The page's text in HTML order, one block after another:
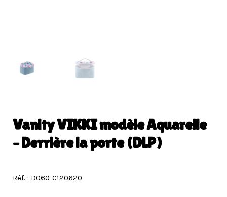
Vanity VIKKI modèle Aquarelle
– Derrière la porte (DLP)
Réf. : D060-C120620